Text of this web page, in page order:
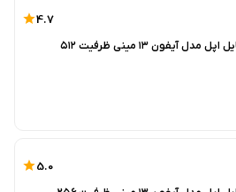
4.7
گوشی موبایل اپل مدل آیفون ۱۳ مینی ظرفیت ۵۱۲
5.0